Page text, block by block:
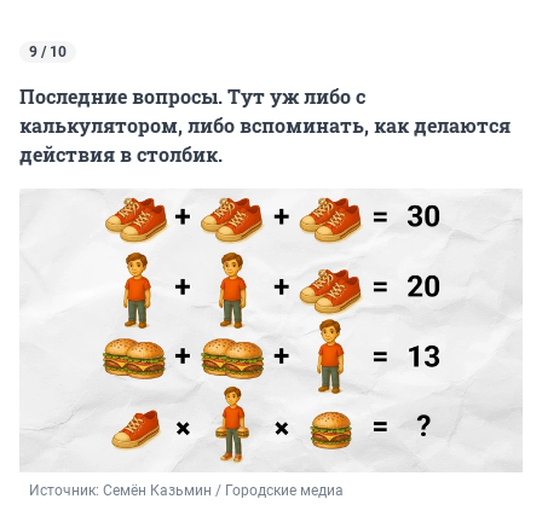
9 / 10
Последние вопросы. Тут уж либо с
калькулятором, либо вспоминать, как делаются
действия в столбик.
Источник: Семён Казьмин / Городские медиа